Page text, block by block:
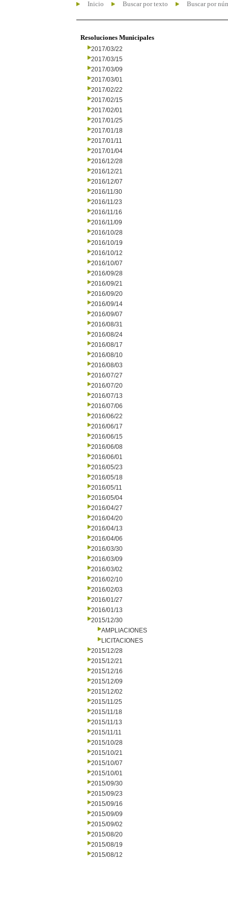
Inicio Buscar por texto Buscar por
Resoluciones Municipales
2017/03/22
2017/03/15
2017/03/09
2017/03/01
2017/02/22
2017/02/15
2017/02/01
2017/01/25
2017/01/18
2017/01/11
2017/01/04
2016/12/28
2016/12/21
2016/12/07
2016/11/30
2016/11/23
2016/11/16
2016/11/09
2016/10/28
2016/10/19
2016/10/12
2016/10/07
2016/09/28
2016/09/21
2016/09/20
2016/09/14
2016/09/07
2016/08/31
2016/08/24
2016/08/17
2016/08/10
2016/08/03
2016/07/27
2016/07/20
2016/07/13
2016/07/06
2016/06/22
2016/06/17
2016/06/15
2016/06/08
2016/06/01
2016/05/23
2016/05/18
2016/05/11
2016/05/04
2016/04/27
2016/04/20
2016/04/13
2016/04/06
2016/03/30
2016/03/09
2016/03/02
2016/02/10
2016/02/03
2016/01/27
2016/01/13
2015/12/30
AMPLIACIONES
LICITACIONES
2015/12/28
2015/12/21
2015/12/16
2015/12/09
2015/12/02
2015/11/25
2015/11/18
2015/11/13
2015/11/11
2015/10/28
2015/10/21
2015/10/07
2015/10/01
2015/09/30
2015/09/23
2015/09/16
2015/09/09
2015/09/02
2015/08/20
2015/08/19
2015/08/12